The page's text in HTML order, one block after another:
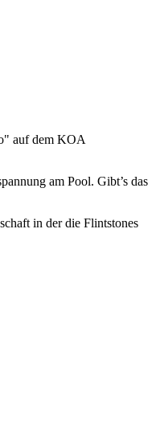
auf dem KOA
am Pool. Gibt’s das
in der die Flintstones